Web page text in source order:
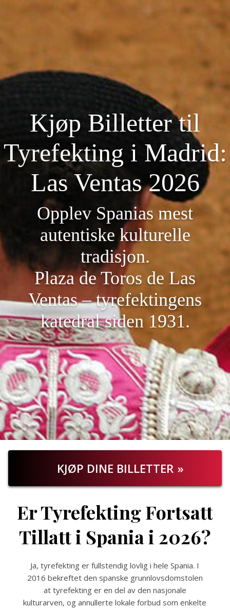
Kjøp Billetter til
Tyrefekting i Madrid:
Las Ventas 2026
Opplev Spanias mest
autentiske kulturelle
tradisjon.
Plaza de Toros de Las
Ventas – tyrefektingens
katedral siden 1931.
KJØP DINE BILLETTER
Er Tyrefekting Fortsatt
Tillatt i Spania i 2026?
Ja, tyrefekting er fullstendig lovlig i hele Spania. I
2016 bekreftet den spanske grunnlovsdomstolen
at tyrefekting er en del av den nasjonale
kulturarven, og annullerte lokale forbud som enkelte